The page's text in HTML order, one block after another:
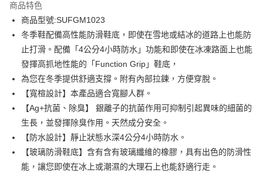
合作金庫商業銀行
華南商業銀行
上海商業儲蓄銀行
台北富邦商業銀行
國泰世華商業銀行
兆豐國際商業銀行
臺灣中小企業銀行
台中商業銀行
匯豐（台灣）商業銀行
華泰商業銀行
聯邦商業銀行
遠東國際商業銀行
元大商業銀行
永豐商業銀行
玉山商業銀行
星展（台灣）商業銀行
台新國際商業銀行
中國信託商業銀行
台灣樂天信用卡公司
6 期 0 利率 每期
華南商業銀行
彰化商業銀行
上海商業儲蓄銀行
台北富邦商業銀行
國泰世華商業銀行
兆豐國際商業銀行
臺灣中小企業銀行
台中商業銀行
匯豐（台灣）商業銀行
華泰商業銀行
聯邦商業銀行
遠東國際商業銀行
元大商業銀行
永豐商業銀行
玉山商業銀行
星展（台灣）商業銀行
台新國際商業銀行
中國信託商業銀行
台灣樂天信用卡公司
12 期 0 利率 每期
合作金庫商業銀行
第一商業銀行
上海商業儲蓄銀行
台北富邦商業銀行
國泰世華商業銀行
兆豐國際商業銀行
臺灣中小企業銀行
台中商業銀行
匯豐（台灣）商業銀行
華泰商業銀行
聯邦商業銀行
遠東國際商業銀行
元大商業銀行
永豐商業銀行
玉山商業銀行
星展（台灣）商業銀行
台新國際商業銀行
中國信託商業銀行
台灣樂天信用卡公司
LINE Pay
Apple Pay
街口支付
悠遊付
Google Pay
全盈+PAY
商品特色
商品型號:SUFGM1023
冬季鞋配備高性能防滑鞋底，即使在雪地或結冰的道路上也能防
止打滑。配備「4公分4小時防水」功能和即使在冰凍路面上也能
發揮高抓地性能的「Function Grip」鞋底，
為您在冬季提供舒適支撐。附有內部拉鍊，方便穿脫。
【寬楦設計】本產品適合寬腳人群。
【Ag+抗菌、除臭】 銀離子的抗菌作用可抑制引起異味的細菌的
生長，並發揮除臭作用。天然成分安全。
【防水設計】靜止狀態水深4公分4小時防水。
【玻璃防滑鞋底】含有含有玻璃纖維的橡膠，具有出色的防滑性
能，讓您即使在冰上或潮濕的大理石上也能舒適行走。